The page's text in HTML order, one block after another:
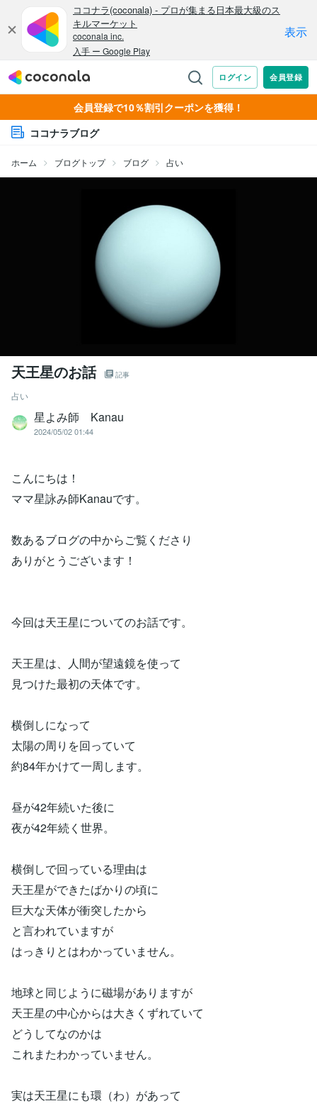
会員登録で10％割引クーポンを獲得！
ココナラブログ
ホーム ブログトップ ブログ 占い
天王星のお話 記事
占い
星よみ師 Kanau
2024/05/02 01:44
こんにちは！
ママ星詠み師Kanauです。
数あるブログの中からご覧くださり
ありがとうございます！
今回は天王星についてのお話です。
天王星は、人間が望遠鏡を使って
見つけた最初の天体です。
横倒しになって
太陽の周りを回っていて
約84年かけて一周します。
昼が42年続いた後に
夜が42年続く世界。
横倒しで回っている理由は
天王星ができたばかりの頃に
巨大な天体が衝突したから
と言われていますが
はっきりとはわかっていません。
地球と同じように磁場がありますが
天王星の中心からは大きくずれていて
どうしてなのかは
これまたわかっていません。
実は天王星にも環（わ）があって